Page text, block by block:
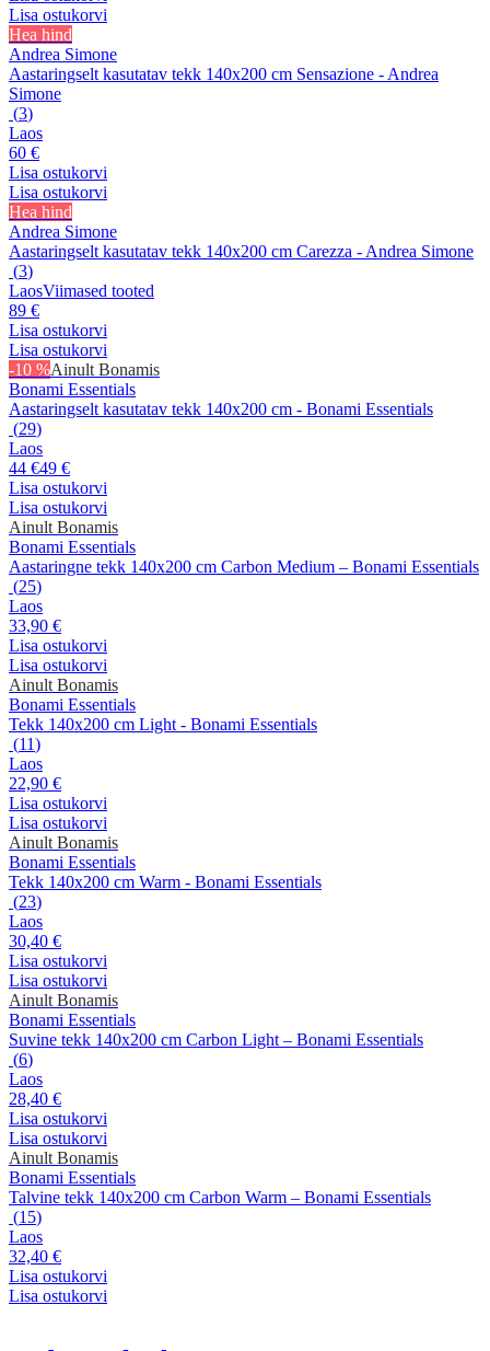
Lisa ostukorvi
Hea hind
Andrea Simone
Aastaringselt kasutatav tekk 140x200 cm Sensazione - Andrea
Simone
(3)
Laos
60 €
Lisa ostukorvi
Lisa ostukorvi
Hea hind
Andrea Simone
Aastaringselt kasutatav tekk 140x200 cm Carezza - Andrea Simone
(3)
LaosViimased tooted
89 €
Lisa ostukorvi
Lisa ostukorvi
-10 %Ainult Bonamis
Bonami Essentials
Aastaringselt kasutatav tekk 140x200 cm - Bonami Essentials
(29)
Laos
44 €49 €
Lisa ostukorvi
Lisa ostukorvi
Ainult Bonamis
Bonami Essentials
Aastaringne tekk 140x200 cm Carbon Medium – Bonami Essentials
(25)
Laos
33,90 €
Lisa ostukorvi
Lisa ostukorvi
Ainult Bonamis
Bonami Essentials
Tekk 140x200 cm Light - Bonami Essentials
(11)
Laos
22,90 €
Lisa ostukorvi
Lisa ostukorvi
Ainult Bonamis
Bonami Essentials
Tekk 140x200 cm Warm - Bonami Essentials
(23)
Laos
30,40 €
Lisa ostukorvi
Lisa ostukorvi
Ainult Bonamis
Bonami Essentials
Suvine tekk 140x200 cm Carbon Light – Bonami Essentials
(6)
Laos
28,40 €
Lisa ostukorvi
Lisa ostukorvi
Ainult Bonamis
Bonami Essentials
Talvine tekk 140x200 cm Carbon Warm – Bonami Essentials
(15)
Laos
32,40 €
Lisa ostukorvi
Lisa ostukorvi